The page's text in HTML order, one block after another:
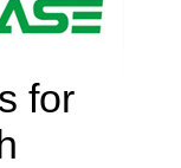
for